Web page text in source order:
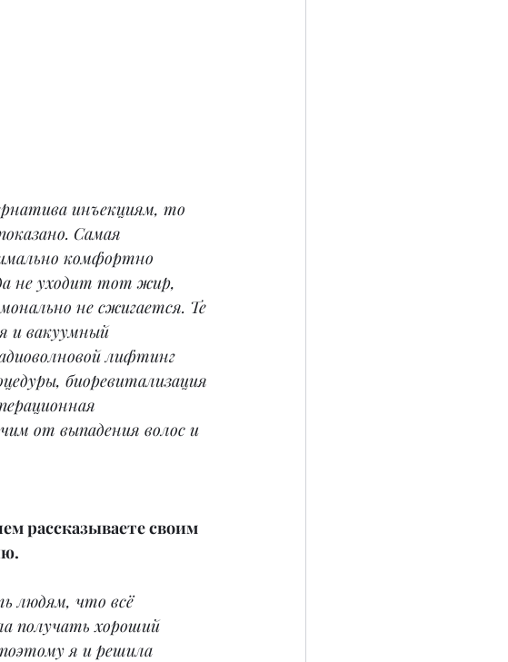
инъекциям, то
Самая
комфортно
не уходит тот жир,
не сжигается. Те
и вакуумный
лифтинг
биоревитализация
от выпадения волос и
рассказываете своим
людям, что всё
получать хороший
я и решила